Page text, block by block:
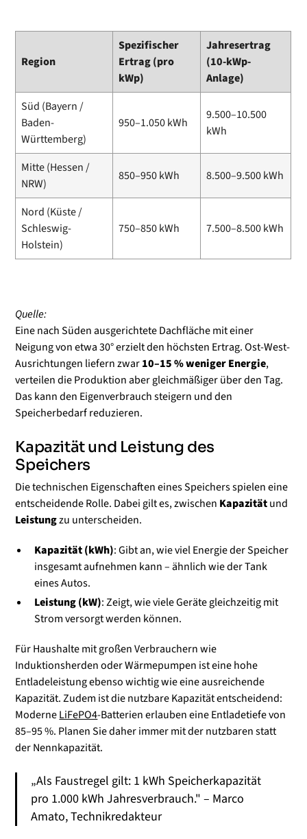
Region
Spezifischer
Ertrag (pro
kWp)
Jahresertrag
(10-kWp-
Anlage)
Süd (Bayern /
Baden-
Württemberg)
950–1.050 kWh
9.500–10.500
kWh
Mitte (Hessen /
NRW)
850–950 kWh 8.500–9.500 kWh
Nord (Küste /
Schleswig-
Holstein)
750–850 kWh 7.500–8.500 kWh
Quelle:
Eine nach Süden ausgerichtete Dachfläche mit einer
Neigung von etwa 30° erzielt den höchsten Ertrag. Ost-West-
Ausrichtungen liefern zwar10–15 % weniger Energie,
verteilen die Produktion aber gleichmäßiger über den Tag.
Das kann den Eigenverbrauch steigern und den
Speicherbedarf reduzieren.
Kapazität und Leistung des
Speichers
Die technischen Eigenschaften eines Speichers spielen eine
entscheidende Rolle. Dabei gilt es, zwischen Kapazitätund
Leistungzu unterscheiden.
Kapazität (kWh): Gibt an, wie viel Energie der Speicher
insgesamt aufnehmen kann – ähnlich wie der Tank
eines Autos.
Leistung (kW): Zeigt, wie viele Geräte gleichzeitig mit
Strom versorgt werden können.
Für Haushalte mit großen Verbrauchern wie
Induktionsherden oder Wärmepumpen ist eine hohe
Entladeleistung ebenso wichtig wie eine ausreichende
Kapazität. Zudem ist die nutzbare Kapazität entscheidend:
ModerneLiFePO4-Batterien erlauben eine Entladetiefe von
85–95 %. Planen Sie daher immer mit der nutzbaren statt
der Nennkapazität.
„Als Faustregel gilt: 1 kWh Speicherkapazität
pro 1.000 kWh Jahresverbrauch." – Marco
Amato, Technikredakteur